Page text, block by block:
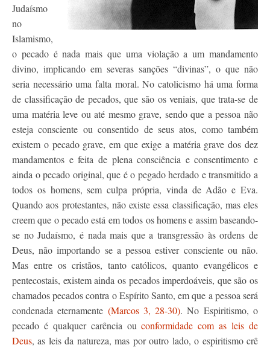
Judaísmo
no
Islamismo,
o pecado é nada mais que uma violação a um mandamento
divino, implicando em severas sanções “divinas”, o que não
seria necessário uma falta moral. No catolicismo há uma forma
de classificação de pecados, que são os veniais, que trata-se de
uma matéria leve ou até mesmo grave, sendo que a pessoa não
esteja consciente ou consentido de seus atos, como também
existem o pecado grave, em que exige a matéria grave dos dez
mandamentos e feita de plena consciência e consentimento e
ainda o pecado original, que é o pegado herdado e transmitido a
todos os homens, sem culpa própria, vinda de Adão e Eva.
Quando aos protestantes, não existe essa classificação, mas eles
creem que o pecado está em todos os homens e assim baseando-
se no Judaísmo, é nada mais que a transgressão às ordens de
Deus, não importando se a pessoa estiver consciente ou não.
Mas entre os cristãos, tanto católicos, quanto evangélicos e
pentecostais, existem ainda os pecados imperdoáveis, que são os
chamados pecados contra o Espírito Santo, em que a pessoa será
condenada eternamente (Marcos 3, 28-30). No Espiritismo, o
pecado é qualquer carência ouconformidade com as leis de
Deus, as leis da natureza, mas por outro lado, o espiritismo crê